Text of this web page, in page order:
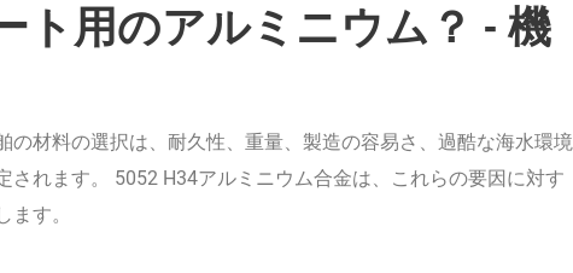
ト用のアルミニウム？ - 機
の材料の選択は、耐久性、重量、製造の容易さ、過酷な海水環境
されます。 5052 H34アルミニウム合金は、これらの要因に対す
す。